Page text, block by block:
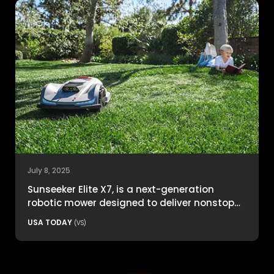
July 8, 2025
Sunseeker Elite X7, is a next-generation
robotic mower designed to deliver nonstop
productivity with unmatched cutting
USA TODAY (VS)